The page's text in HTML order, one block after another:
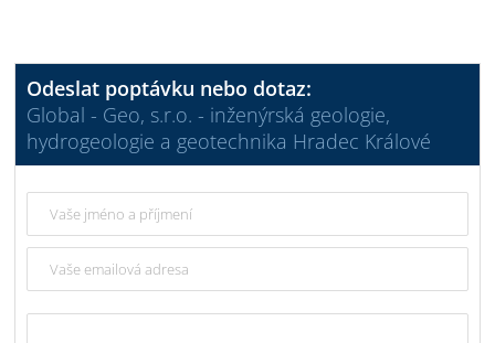
Odeslat poptávku nebo dotaz:
Global - Geo, s.r.o. - inženýrská geologie,
hydrogeologie a geotechnika Hradec Králové